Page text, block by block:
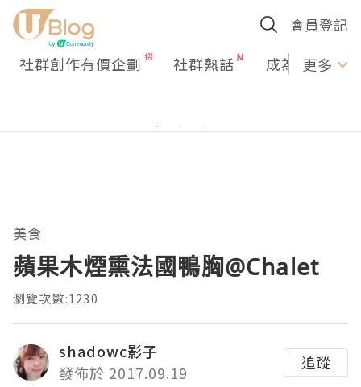
會員登記
社群創作有價企劃 社群熱話 成為U更多
美食
蘋果木煙熏法國鴨胸@Chalet
瀏覽次數:1230
shadowc影子
發佈於 2017.09.19
追蹤